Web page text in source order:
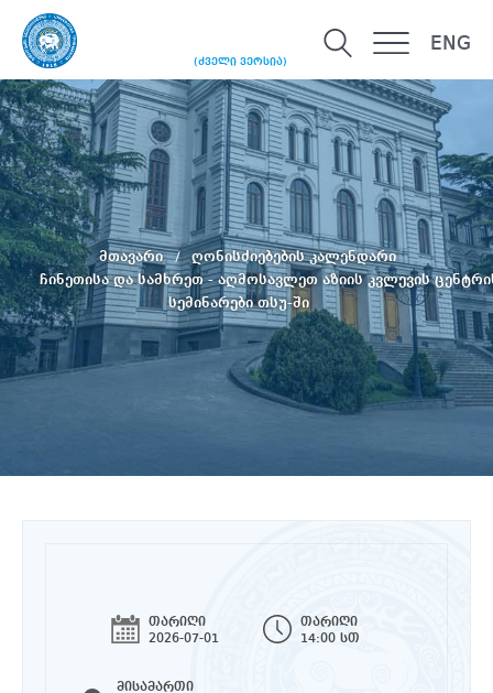
(ძველი ვერსია)
ENG
მთავარი
ღონისძიებების კალენდარი
ჩინეთისა და სამხრეთ - აღმოსავლეთ აზიის კვლევის
სემინარები თსუ-ში
თარიღი
2026-07-01
თარიღი
14:00 სთ
მისამართი